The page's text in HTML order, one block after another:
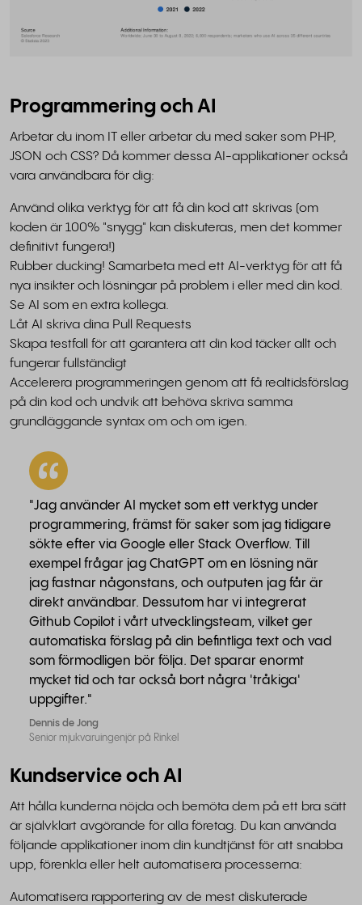
Programmering och AI
Arbetar du inom IT eller arbetar du med saker som PHP,
JSON och CSS? Då kommer dessa AI-applikationer också
vara användbara för dig:
Använd olika verktyg för att få din kod att skrivas (om
koden är 100% "snygg" kan diskuteras, men det kommer
definitivt fungera!)
Rubber ducking! Samarbeta med ett AI-verktyg för att få
nya insikter och lösningar på problem i eller med din kod.
Se AI som en extra kollega.
Låt AI skriva dina Pull Requests
Skapa testfall för att garantera att din kod täcker allt och
fungerar fullständigt
Accelerera programmeringen genom att få realtidsförslag
på din kod och undvik att behöva skriva samma
grundläggande syntax om och om igen.
"Jag använder AI mycket som ett verktyg under
programmering, främst för saker som jag tidigare
sökte efter via Google eller Stack Overflow. Till
exempel frågar jag ChatGPT om en lösning när
jag fastnar någonstans, och outputen jag får är
direkt användbar. Dessutom har vi integrerat
Github Copilot i vårt utvecklingsteam, vilket ger
automatiska förslag på din befintliga text och vad
som förmodligen bör följa. Det sparar enormt
mycket tid och tar också bort några 'tråkiga'
uppgifter."
Dennis de Jong
Senior mjukvaruingenjör på Rinkel
Kundservice och AI
Att hålla kunderna nöjda och bemöta dem på ett bra sätt
är självklart avgörande för alla företag. Du kan använda
följande applikationer inom din kundtjänst för att snabba
upp, förenkla eller helt automatisera processerna:
Automatisera rapportering av de mest diskuterade